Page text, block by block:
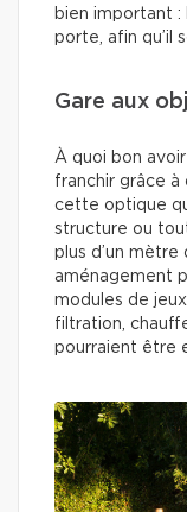
bien important :
porte, afin qu’il
Gare aux
À quoi bon
franchir grâce à
cette optique
structure ou
plus d’un mètre
aménagement
modules de
filtration,
pourraient être